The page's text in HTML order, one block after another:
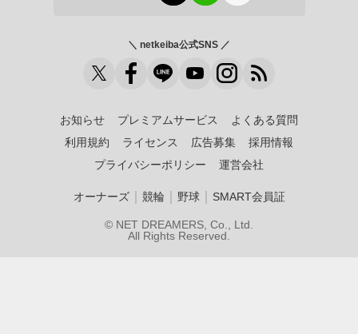
＼ netkeiba公式SNS ／
お知らせ プレミアムサービス
よくある質問
利用規約
ライセンス 広告募集
採用情報
プライバシーポリシー
運営会社
オーナーズ｜ 競輪 野球｜ SMART会員証
© NET DREAMERS, Co., Ltd.
All Rights Reserved.